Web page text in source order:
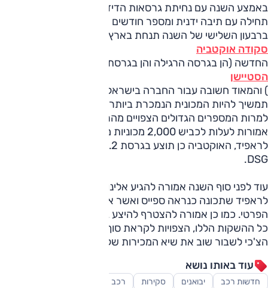
תחילה עם תיבה ידנית ומספר חודשים אחרי עם תיבת ה-DSG.
ברבעון השלישי של השנה תנחת בארץ
סקודה אוקטביה
החדשה (הן בגרסה הרגילה והן בגרסת
הסטיישן
) והמאוד חשובה עבור החברה בישראל. לדברי אביב, האוקטביה
תמשיך להיות המכונית הנמכרת ביותר של סקודה בארץ (וזאת
למרות המספרים הגדולים הצפויים מהראפיד) וכבר השנה
אמורות לעלות לכביש 2,000 מכוניות מהדור החדש. בניגוד
DSG.
עוד לפני סוף השנה אמורה להגיע אלינו גם גרסת חמש דלתות
לראפיד שתכונה כנראה ספייס ואשר אמורה לפנות יותר לקהל
הפרטי. כמו כן אמורה להצטרף להיצע גם סופרב מחודשת. עם
כל ההשקות הללו, הצפויות לקראת סוף השנה, עשוי המותג
הצ'כי לשבור שוב את שיא המכירות שלו בארץ גם בשנת 2014.
עוד באותו נושא
חדשות רכב יבואנים סקירות רכב משפחתי